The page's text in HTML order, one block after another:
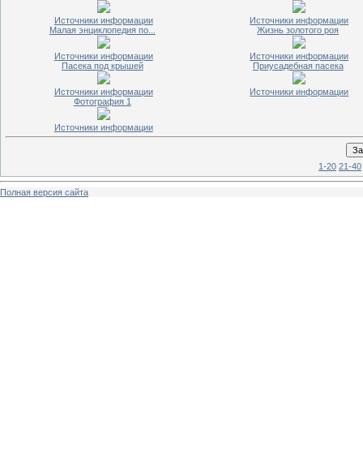
Источники информации
Источники информации
Малая энциклопедия по...
Источники информации
Жизнь золотого роя
Источники информации
Пасека под крышей
Источники информации
Приусадебная пасека
Источники информации
Фотография 1
Источники информации
1-20 21-40
Полная версия сайта